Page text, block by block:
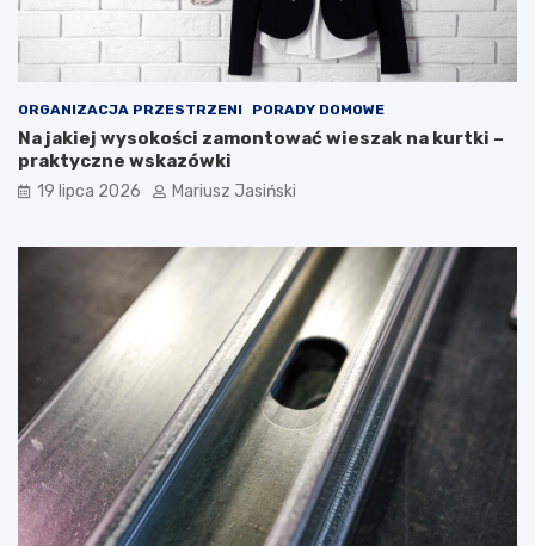
ORGANIZACJA PRZESTRZENI PORADY DOMOWE
Na jakiej wysokości zamontować wieszak na kurtki –
praktyczne wskazówki
19 lipca 2026 Mariusz Jasiński